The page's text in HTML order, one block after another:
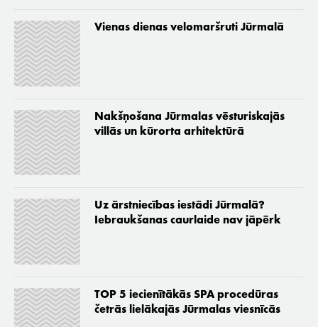
Vienas dienas velomaršruti Jūrmalā
Nakšņošana Jūrmalas vēsturiskajās
villās un kūrorta arhitektūrā
Uz ārstniecības iestādi Jūrmalā?
Iebraukšanas caurlaide nav jāpērk
TOP 5 iecienītākās SPA procedūras
četrās lielākajās Jūrmalas viesnīcās